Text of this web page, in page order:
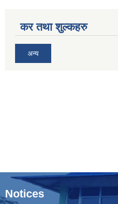
कर तथा शुल्कहरु
अन्य
Notices